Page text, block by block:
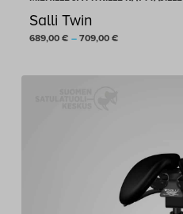
Salli Twin
689,00 € – 709,00 €Hintaluokka: